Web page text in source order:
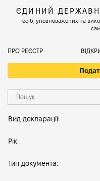
ЄДИНИЙ
осіб, уповноважених на
ПРО РЕЄСТР
Вид декларації:
Рік:
Тип документа: